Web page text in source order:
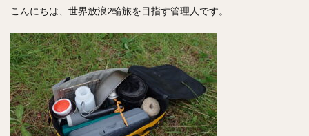
こんにちは、世界放浪2輪旅を目指す管理人です。